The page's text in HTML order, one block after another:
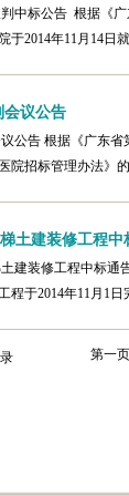
中标公告 根据《
于2014年11月14
会议公告
公告 根据《广东
院招标管理办法
土建装修工程中
建装修工程中标
程于2014年11月1
录 第一页